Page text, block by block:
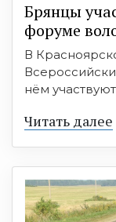
Брянцы
форуме
В
нём участвуют
Читать далее